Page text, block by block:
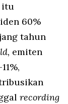
itu
60%
tahun
emiten
recording